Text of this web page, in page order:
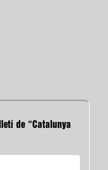
de “Catalunya